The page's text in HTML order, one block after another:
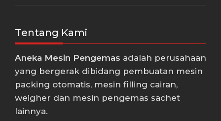
Tentang Kami
Aneka Mesin Pengemas adalah perusahaan
yang bergerak dibidang pembuatan mesin
packing otomatis, mesin filling cairan,
weigher dan mesin pengemas sachet
lainnya.